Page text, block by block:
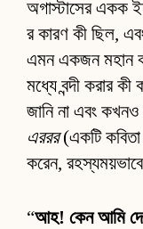
অগাস্টাসের একক
র কারণ কী ছিল,
এমন একজন মহান
মধ্যে বন্দী করার
জানি না এবং
এররর(একটি
করেন,
“আহ! কেন আমি